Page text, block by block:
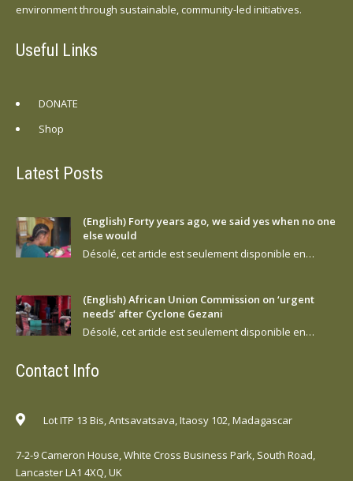
environment through sustainable, community-led initiatives.
Useful Links
DONATE
Shop
Latest Posts
(English) Forty years ago, we said yes when no one
else would
Désolé, cet article est seulement disponible en…
(English) African Union Commission on ‘urgent
needs’ after Cyclone Gezani
Désolé, cet article est seulement disponible en…
Contact Info
Lot ITP 13 Bis, Antsavatsava, Itaosy 102, Madagascar
7-2-9 Cameron House, White Cross Business Park, South Road,
Lancaster LA1 4XQ, UK